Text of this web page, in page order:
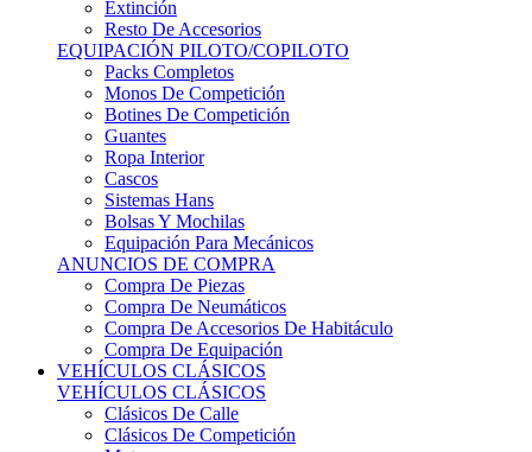
Extinción
Resto De Accesorios
EQUIPACIÓN PILOTO/COPILOTO
Packs Completos
Monos De Competición
Botines De Competición
Guantes
Ropa Interior
Cascos
Sistemas Hans
Bolsas Y Mochilas
Equipación Para Mecánicos
ANUNCIOS DE COMPRA
Compra De Piezas
Compra De Neumáticos
Compra De Accesorios De Habitáculo
Compra De Equipación
VEHÍCULOS CLÁSICOS
VEHÍCULOS CLÁSICOS
Clásicos De Calle
Clásicos De Competición